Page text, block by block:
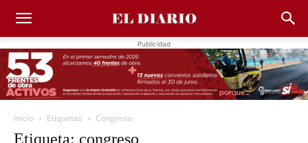
Publicidad
Inicio Etiquetas Congreso
Etiqueta: congreso